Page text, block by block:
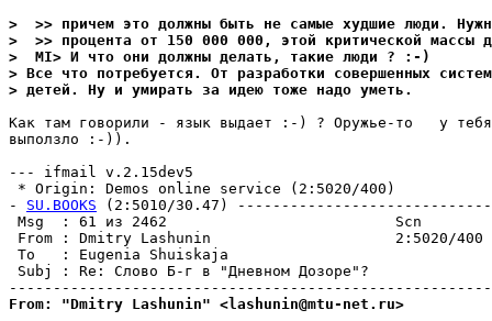
>  >> причем это должны быть не самые худшие люди.
>  >> процента от 150 000 000, этой критической массы
>  MI> И что они должны делать, такие люди ? :-)
> Все что потpебуется. От разработки совершенных
> детей. Ну и умирать за идею тоже надо уметь.
Как там говорили - язык выдает :-) ? Оружье-то   у тебя
выползло :-)).
--- ifmail v.2.15dev5
* Origin: Demos online service (2:5020/400)
- SU.BOOKS (2:5010/30.47)
Msg  : 61 из 2462
From : Dmitry Lashunin                     2:5020/400
To   : Eugenia Shuiskaja
Subj : Re: Слово Б-г в
From: "Dmitry Lashunin" <lashunin@mtu-net.ru>